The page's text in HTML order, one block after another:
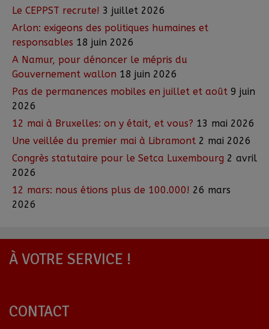
Le CEPPST recrute! 3 juillet 2026
Arlon: exigeons des politiques humaines et
responsables 18 juin 2026
A Namur, pour dénoncer le mépris du
Gouvernement wallon 18 juin 2026
Pas de permanences mobiles en juillet et août 9 juin
2026
12 mai à Bruxelles: on y était, et vous? 13 mai 2026
Une veillée du premier mai à Libramont 2 mai 2026
Congrès statutaire pour le Setca Luxembourg 2 avril
2026
12 mars: nous étions plus de 100.000! 26 mars
2026
À VOTRE SERVICE !
CONTACT